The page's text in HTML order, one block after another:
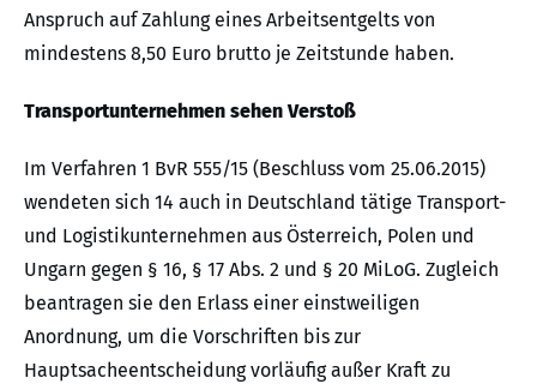
Anspruch auf Zahlung eines Arbeitsentgelts von
mindestens 8,50 Euro brutto je Zeitstunde haben.
Transportunternehmen sehen Verstoß
Im Verfahren 1 BvR 555/15 (Beschluss vom 25.06.2015)
wendeten sich 14 auch in Deutschland tätige Transport-
und Logistikunternehmen aus Österreich, Polen und
Ungarn gegen § 16, § 17 Abs. 2 und § 20 MiLoG. Zugleich
beantragen sie den Erlass einer einstweiligen
Anordnung, um die Vorschriften bis zur
Hauptsacheentscheidung vorläufig außer Kraft zu